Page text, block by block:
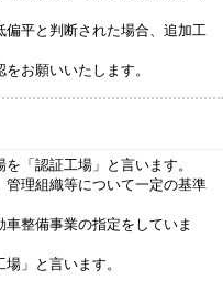
偏平と判断された場合、追加工
お願いいたします。
「認証工場」と言います。
管理組織等について一定の基準
整備事業の指定をしていま
」と言います。